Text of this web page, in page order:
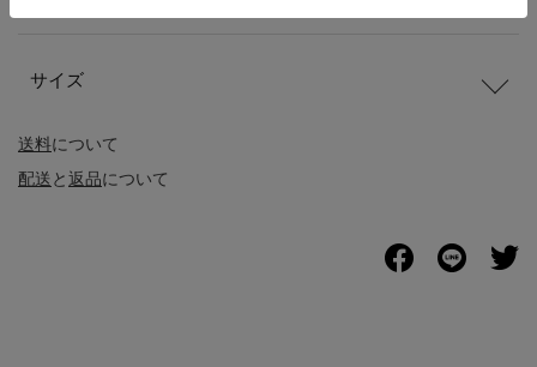
送料について
配送と返品について
サイズ